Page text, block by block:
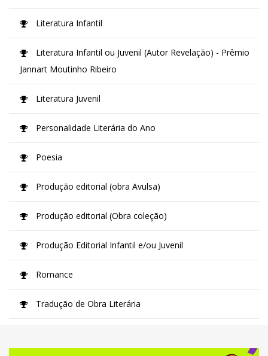
Literatura Infantil
Literatura Infantil ou Juvenil (Autor Revelação) - Prêmio
Jannart Moutinho Ribeiro
Literatura Juvenil
Personalidade Literária do Ano
Poesia
Produção editorial (obra Avulsa)
Produção editorial (Obra coleção)
Produção Editorial Infantil e/ou Juvenil
Romance
Tradução de Obra Literária